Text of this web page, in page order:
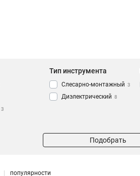
3
Тип инструмента
Слесарно-монтажный 3
Диэлектрический 8
Подобрать
популярности